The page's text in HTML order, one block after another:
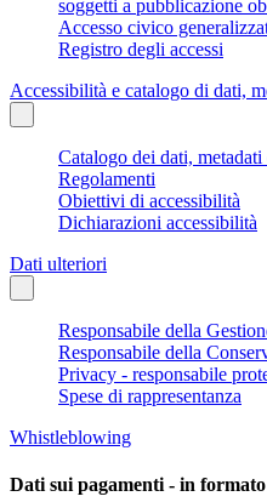
soggetti a pubblicazione
Accesso civico
Registro degli accessi
Accessibilità e catalogo di dati,
Catalogo dei dati,
Regolamenti
Obiettivi di accessibilità
Dichiarazioni accessibilità
Dati ulteriori
Responsabile della
Responsabile della
Privacy - responsabile
Spese di rappresentanza
Whistleblowing
Dati sui pagamenti - in